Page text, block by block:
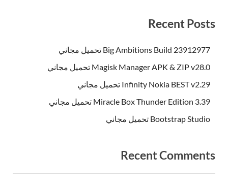
Recent Posts
Big Ambitions Build 23912977 تحميل مجاني
Magisk Manager APK & ZIP v28.0 تحميل مجاني
Infinity Nokia BEST v2.29 تحميل مجاني
Miracle Box Thunder Edition 3.39 تحميل مجاني
Bootstrap Studio تحميل مجاني
Recent Comments